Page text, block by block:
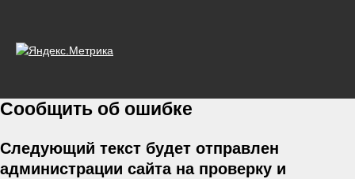
Сообщить об ошибке
Следующий текст будет отправлен
администрации сайта на проверку и